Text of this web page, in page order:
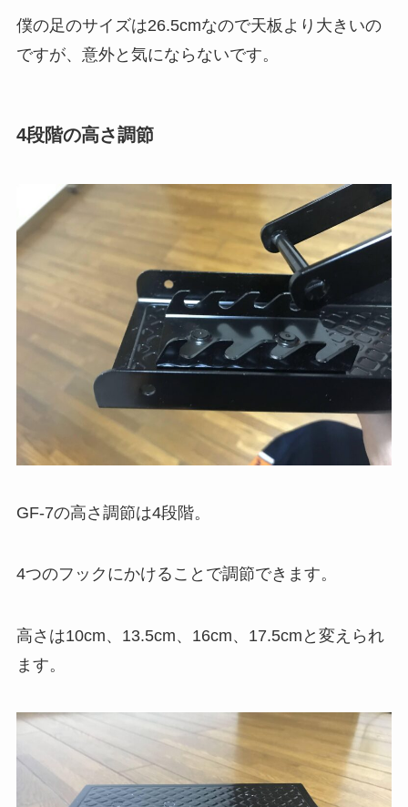
僕の足のサイズは26.5cmなので天板より大きいの
ですが、意外と気にならないです。
4段階の高さ調節
GF-7の高さ調節は4段階。
4つのフックにかけることで調節できます。
高さは10cm、13.5cm、16cm、17.5cmと変えられ
ます。